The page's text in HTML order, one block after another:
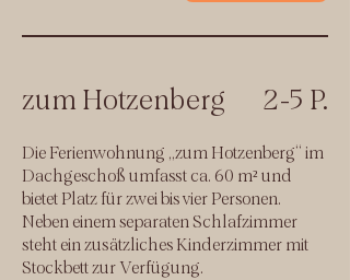
zum Hotzenberg 2-5 P.
Die Ferienwohnung „zum Hotzenberg“ im
Dachgeschoß umfasst ca. 60 m² und
bietet Platz für zwei bis vier Personen.
Neben einem separaten Schlafzimmer
steht ein zusätzliches Kinderzimmer mit
Stockbett zur Verfügung.